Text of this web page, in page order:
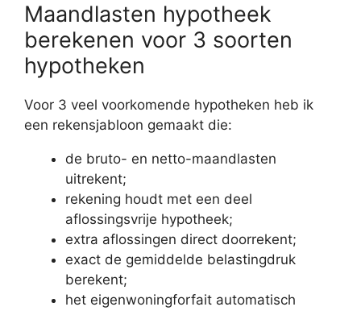
Maandlasten hypotheek
berekenen voor 3 soorten
hypotheken
Voor 3 veel voorkomende hypotheken heb ik
een rekensjabloon gemaakt die:
de bruto- en netto-maandlasten
uitrekent;
rekening houdt met een deel
aflossingsvrije hypotheek;
extra aflossingen direct doorrekent;
exact de gemiddelde belastingdruk
berekent;
het eigenwoningforfait automatisch